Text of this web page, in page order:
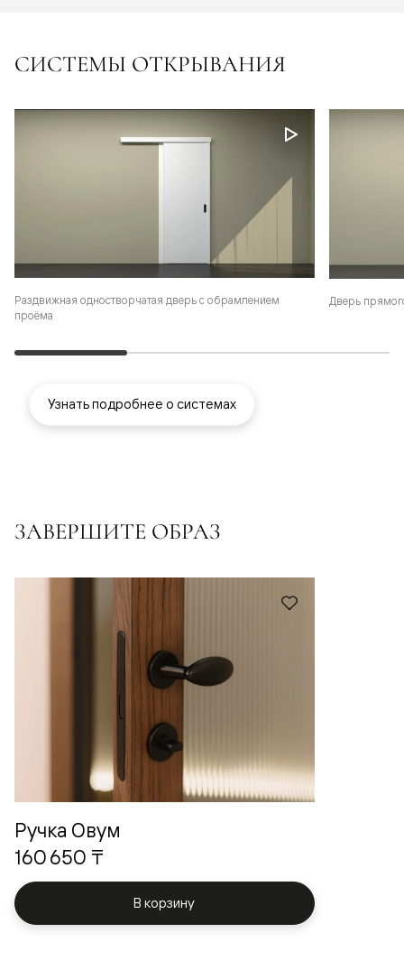
СИСТЕМЫ ОТКРЫВАНИЯ
Раздвижная одностворчатая дверь с обрамлением
проёма
Дверь
Узнать подробнее о системах
ЗАВЕРШИТЕ ОБРАЗ
Ручка Овум
160 650 ₸
В корзину